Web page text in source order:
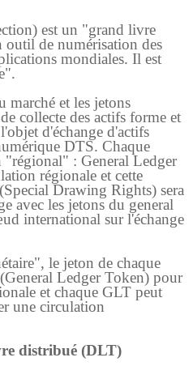
est un "grand livre
outil de numérisation des
mondiales. Il est
marché et les jetons
collecte des actifs forme et
d'échange d'actifs
DTS. Chaque
: General Ledger
régionale et cette
Drawing Rights) sera
avec les jetons du general
international sur l'échange
le jeton de chaque
Ledger Token) pour
et chaque GLT peut
une circulation
distribué (DLT)